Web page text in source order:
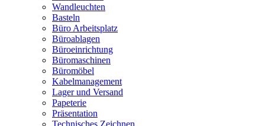
Wandleuchten
Basteln
Büro Arbeitsplatz
Büroablagen
Büroeinrichtung
Büromaschinen
Büromöbel
Kabelmanagement
Lager und Versand
Papeterie
Präsentation
Technisches Zeichnen